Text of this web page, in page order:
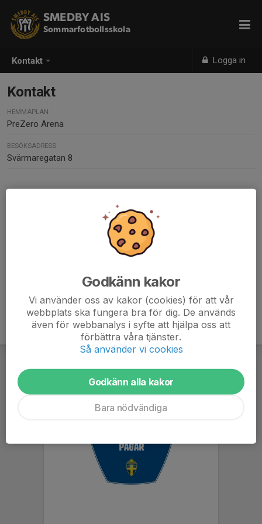
Kontakt Logga in
SMEDBY AIS
Sommarfotbollsskola
Kontakt
HEMMAPLAN
PreZero Arena
BESÖKSADRESS
Svärmaregatan 8
Niclas Fredriksson
niclas.fredriksson@smedbyais.se
Godkänn kakor
Vi använder oss av kakor (cookies) för att vår
webbplats ska fungera bra för dig. De används
även för webbanalys i syfte att hjälpa oss att
förbättra våra tjänster.
Så använder vi cookies
Godkänn alla kakor
Bara nödvändiga